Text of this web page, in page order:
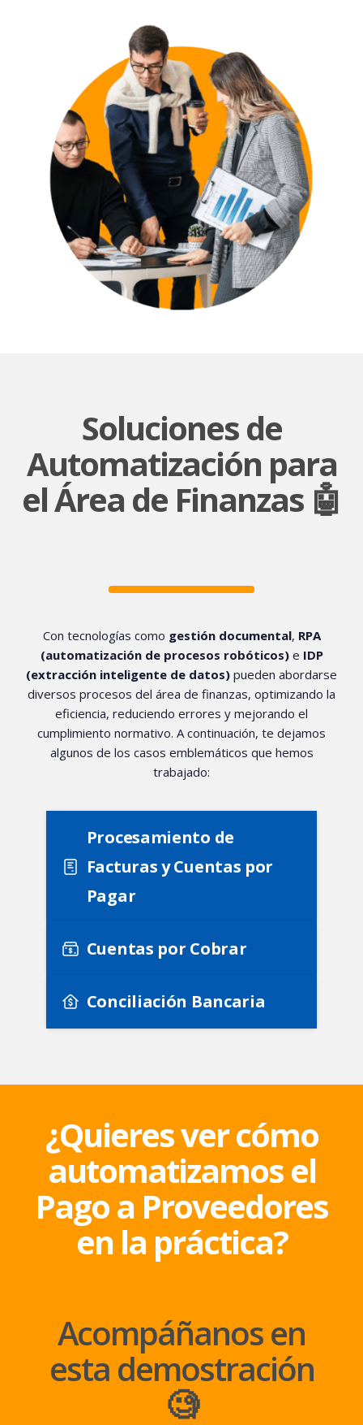
Soluciones de
Automatización para
el Área de Finanzas 🤖
Con tecnologías como gestión documental, RPA
(automatización de procesos robóticos)e IDP
(extracción inteligente de datos) pueden abordarse
diversos procesos del área de finanzas, optimizando la
eficiencia, reduciendo errores y mejorando el
cumplimiento normativo. A continuación, te dejamos
algunos de los casos emblemáticos que hemos
trabajado:
Procesamiento de
Facturas y Cuentas por
Pagar
Cuentas por Cobrar
Conciliación Bancaria
¿Quieres ver cómo
automatizamos el
Pago a Proveedores
en la práctica?
Acompáñanos en
esta demostración
🧐